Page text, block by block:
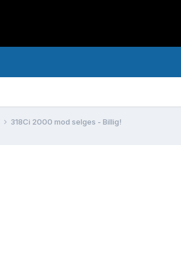
318Ci 2000 mod selges - Billig!